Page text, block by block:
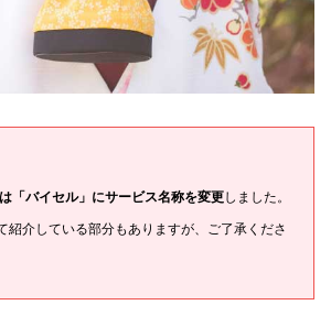
「バイセル」にサービス名称を変更しました。
紹介している部分もありますが、ご了承くださ